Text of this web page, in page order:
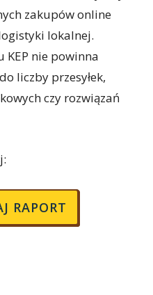
zakupów online
lokalnej.
KEP nie powinna
liczby przesyłek,
czy rozwiązań
RAPORT